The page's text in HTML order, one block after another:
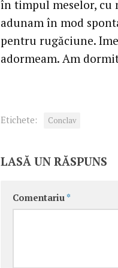
în timpul meselor, cu
adunam în mod
pentru rugăciune.
adormeam. Am
Etichete: Conclav
LASĂ UN RĂSPUNS
Comentariu *